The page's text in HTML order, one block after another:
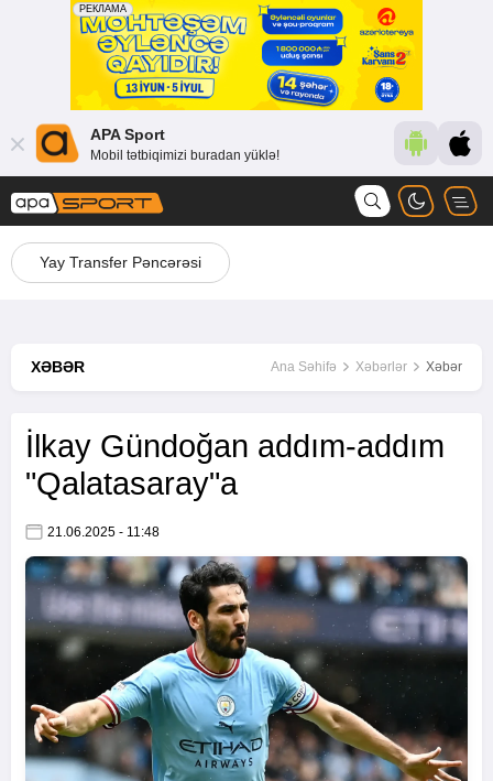
APA Sport
Mobil tətbiqimizi buradan yüklə!
Yay Transfer Pəncərəsi
XƏBƏR Ana Səhifə Xəbərlər Xəbər
İlkay Gündoğan addım-addım
"Qalatasaray"a
21.06.2025 - 11:48